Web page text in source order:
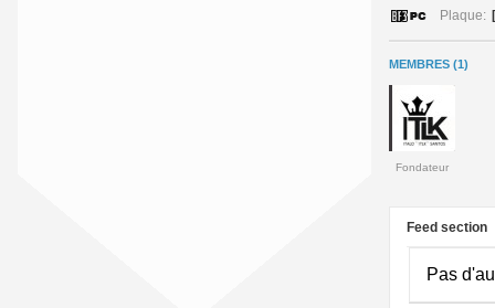
Plaque:
MEMBRES (1)
Fondateur
Feed section
Pas